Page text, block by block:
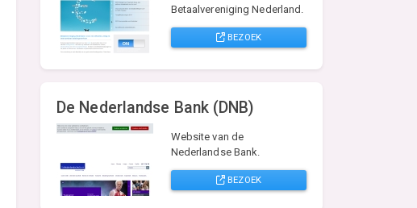
Betaalvereniging Nederland.
BEZOEK
De Nederlandse Bank (DNB)
Website van de
Nederlandse Bank.
BEZOEK